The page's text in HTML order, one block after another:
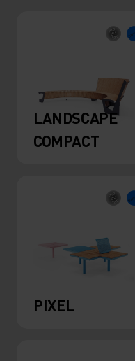
LANDSCAPE
COMPACT
PIXEL